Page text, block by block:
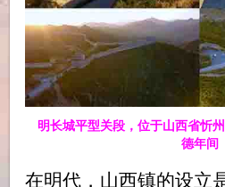
明长城平型关段，位于山西省忻
德年间
在明代，山西镇的设立